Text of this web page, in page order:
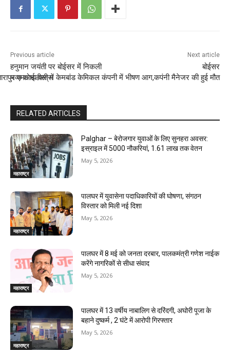
Previous article
हनुमान जयंती पर बोईसर में निकली
भव्य शोभा यात्रा
Next article
बोईसर
एमआईडीसी में केमबांड केमिकल कंपनी में भीषण आग,कपंनी मैनेजर की हुई मौत
RELATED ARTICLES
महाराष्ट्र
Palghar – बेरोजगार युवाओं के लिए सुनहरा अवसर:
इस्राइल में 5000 नौकरियां, ₹1.61 लाख तक वेतन
May 5, 2026
महाराष्ट्र
पालघर में युवासेना पदाधिकारियों की घोषणा, संगठन
विस्तार को मिली नई दिशा
May 5, 2026
महाराष्ट्र
पालघर में 8 मई को जनता दरबार, पालकमंत्री गणेश नाईक
करेंगे नागरिकों से सीधा संवाद
May 5, 2026
महाराष्ट्र
पालघर में 13 वर्षीय नाबालिग से दरिंदगी, अघोरी पूजा के
बहाने दुष्कर्म , 2 घंटे में आरोपी गिरफ्तार
May 5, 2026